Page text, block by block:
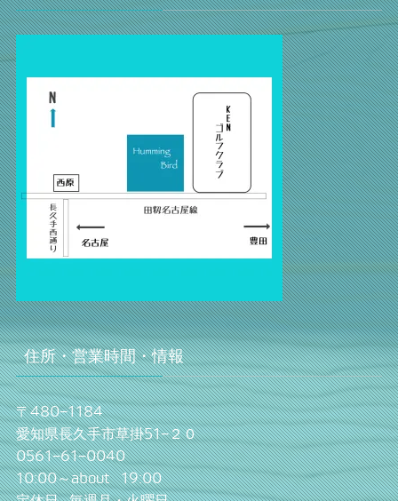
住所・営業時間・情報
〒480−1184
愛知県長久手市草掛51−２０
0561−61−0040
10:00～about 19:00